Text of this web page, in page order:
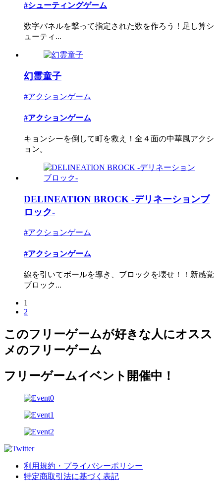
#シューティングゲーム
数字パネルを撃って指定された数を作ろう！足し算シ
ューティ...
幻霊童子
#アクションゲーム
#アクションゲーム
キョンシーを倒して町を救え！全４面の中華風アクシ
ョン。
DELINEATION BROCK -デリネーションブ
ロック-
#アクションゲーム
#アクションゲーム
線を引いてボールを導き、ブロックを壊せ！！新感覚
ブロック...
1
2
このフリーゲームが好きな人にオスス
メのフリーゲーム
フリーゲームイベント開催中！
利用規約・プライバシーポリシー
特定商取引法に基づく表記